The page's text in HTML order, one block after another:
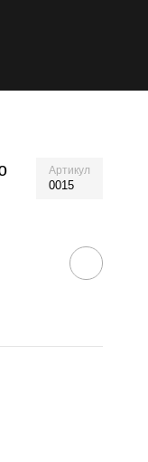
Артикул
0015